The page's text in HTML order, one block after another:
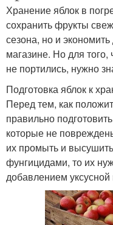
Хранение яблок в
сохранить фрукты
сезона, но и
магазине. Но для того,
не портились, нужно
Подготовка яблок к
Перед тем, как
правильно
которые не
их промыть и
фунгицидами, то их
добавлением уксусной